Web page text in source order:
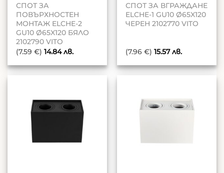
СПОТ ЗА
ПОВЪРХНОСТЕН
МОНТАЖ ELCHE-2
GU10 Ø65X120 БЯЛО
2102790 VITO
(7.59 €) 14.84лв.
СПОТ ЗА ВГРАЖДАНЕ
ELCHE-1 GU10 Ø65X120
ЧЕРЕН 2102770 VITO
(7.96 €) 15.57лв.